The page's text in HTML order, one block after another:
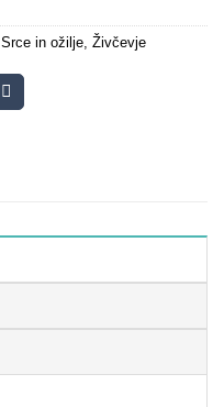
Srce in ožilje Živčevje